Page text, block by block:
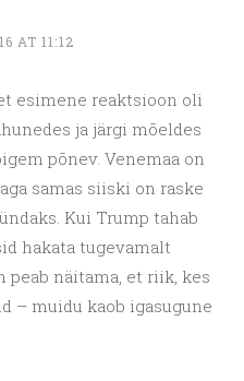
AT 11:12
esimene reaktsioon oli
ja järgi mõeldes
põnev. Venemaa on
samas siiski on raske
Kui Trump tahab
hakata tugevamalt
peab näitama, et riik, kes
– muidu kaob igasugune